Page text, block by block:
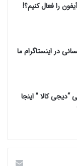
را فعال کنیم؟!
در اینستاگرام ما
کالا ” اینجا